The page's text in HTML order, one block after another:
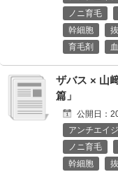
ノニ育毛
幹細胞
育毛剤
ザバス × 山
篇」
公開日：
アンチエイ
ノニ育毛
幹細胞